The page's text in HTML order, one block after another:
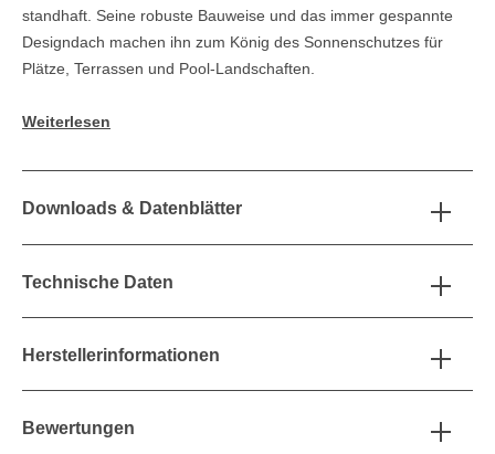
standhaft. Seine robuste Bauweise und das immer gespannte
Designdach machen ihn zum König des Sonnenschutzes für
Plätze, Terrassen und Pool-Landschaften.
Weiterlesen
Downloads & Datenblätter
Technische Daten
Herstellerinformationen
Bewertungen